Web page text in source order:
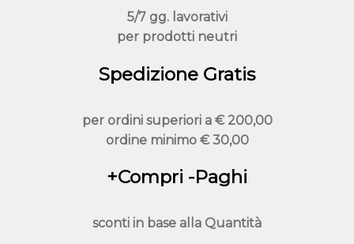
5/7 gg. lavorativi
per prodotti neutri
Spedizione Gratis
per ordini superiori a € 200,00
ordine minimo€ 30,00
+Compri -Paghi
sconti in base alla Quantità